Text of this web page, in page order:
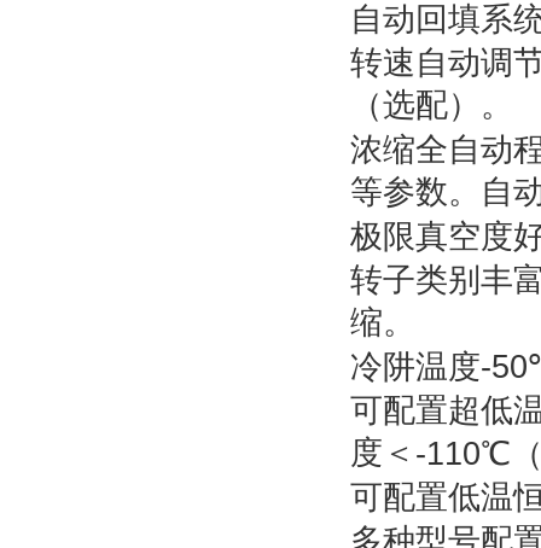
自动回填系
转速自动调
（选配）。
浓缩全自动
等参数。自
极限真空度
转子类别丰
缩。
冷阱温度-50
可配置超低
度＜ -110℃
可配置低温
多种型号配